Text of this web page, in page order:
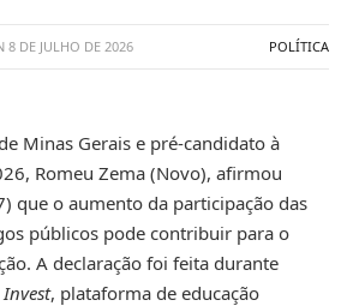
8 DE JULHO DE 2026 POLÍTICA
Minas Gerais e pré-candidato à
Romeu Zema (Novo), afirmou
que o aumento da participação das
públicos pode contribuir para o
A declaração foi feita durante
, plataforma de educação